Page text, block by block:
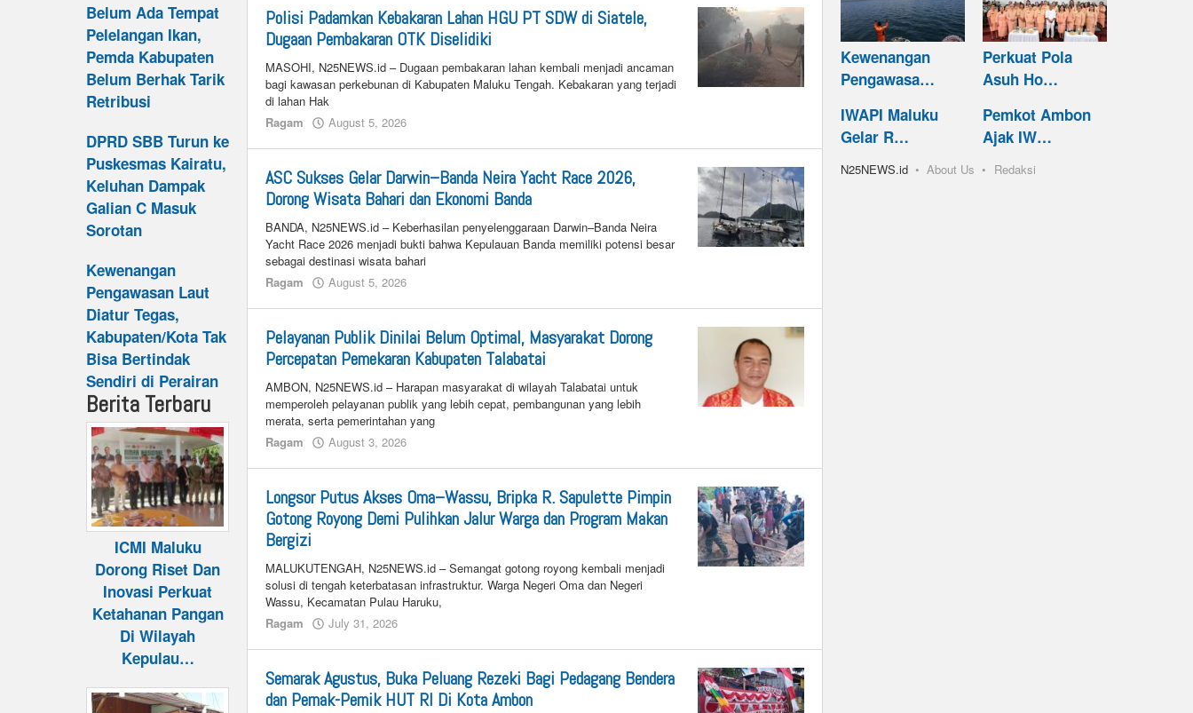
Belum Ada Tempat
Pelelangan Ikan,
Pemda Kabupaten
Belum Berhak Tarik
Retribusi
DPRD SBB Turun ke
Puskesmas Kairatu,
Keluhan Dampak
Galian C Masuk
Sorotan
Kewenangan
Pengawasan Laut
Diatur Tegas,
Kabupaten/Kota Tak
Bisa Bertindak
Sendiri di Perairan
Berita Terbaru
ICMI Maluku
Dorong Riset Dan
Inovasi Perkuat
Ketahanan Pangan
Di Wilayah
Kepulau…
Dan
Kriminal,
Ragam
August
2026
n25
Polisi Padamkan Kebakaran Lahan HGU PT SDW di Siatele,
Dugaan Pembakaran OTK Diselidiki
MASOHI, N25NEWS.id – Dugaan pembakaran lahan kembali menjadi ancaman
bagi kawasan perkebunan di Kabupaten Maluku Tengah. Kebakaran yang terjadi
di lahan Hak
Ragam
August 5, 2026
ASC Sukses Gelar Darwin–Banda Neira Yacht Race 2026,
Dorong Wisata Bahari dan Ekonomi Banda
BANDA, N25NEWS.id – Keberhasilan penyelenggaraan Darwin–Banda Neira
Yacht Race 2026 menjadi bukti bahwa Kepulauan Banda memiliki potensi besar
sebagai destinasi wisata bahari
Ragam
August 5, 2026
Pelayanan Publik Dinilai Belum Optimal, Masyarakat Dorong
Percepatan Pemekaran Kabupaten Talabatai
AMBON, N25NEWS.id – Harapan masyarakat di wilayah Talabatai untuk
memperoleh pelayanan publik yang lebih cepat, pembangunan yang lebih
merata, serta pemerintahan yang
Ragam
August 3, 2026
Longsor Putus Akses Oma–Wassu, Bripka R. Sapulette Pimpin
Gotong Royong Demi Pulihkan Jalur Warga dan Program Makan
Bergizi
MALUKUTENGAH, N25NEWS.id – Semangat gotong royong kembali menjadi
solusi di tengah keterbatasan infrastruktur. Warga Negeri Oma dan Negeri
Wassu, Kecamatan Pulau Haruku,
Ragam
July 31, 2026
Semarak Agustus, Buka Peluang Rezeki Bagi Pedagang Bendera
dan Pernak-Pernik HUT RI Di Kota Ambon
Kewenangan
Pengawasa…
Perkuat Pola
Asuh Ho…
IWAPI Maluku
Gelar R…
Pemkot Ambon
Ajak IW…
N25NEWS.id About Us Redaksi